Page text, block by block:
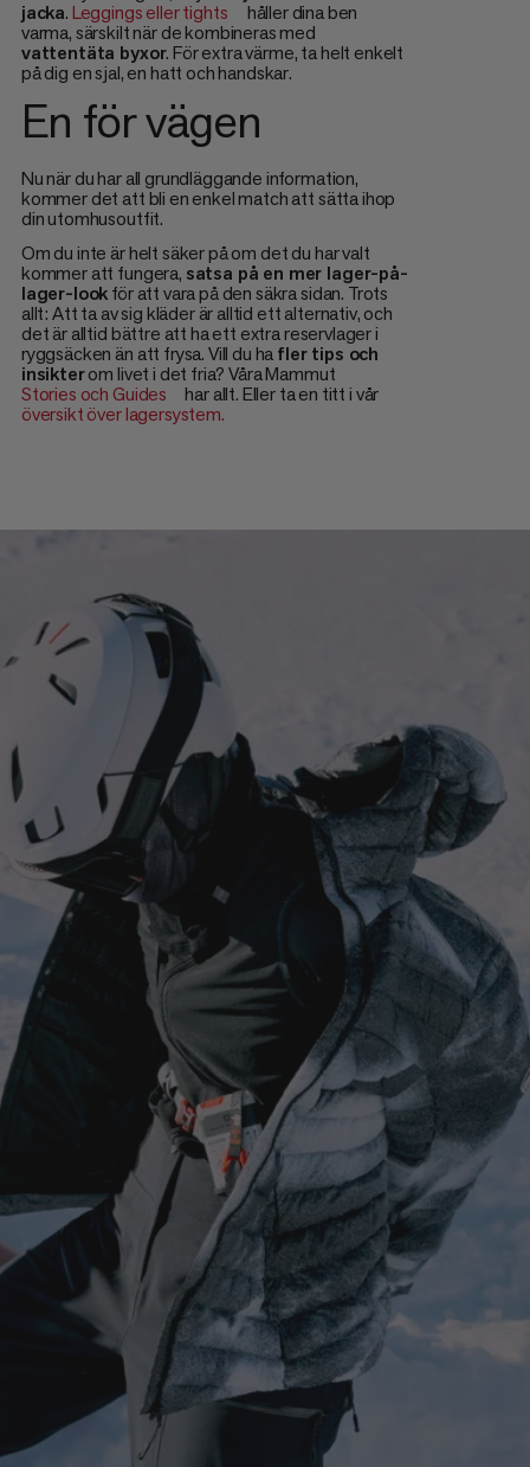
jacka.Leggings eller tights
håller dina ben
varma, särskilt när de kombineras med
vattentäta byxor. För extra värme, ta helt enkelt
på dig en sjal, en hatt och handskar.
En för vägen
Nu när du har all grundläggande information,
kommer det att bli en enkel match att sätta ihop
din utomhusoutfit.
Om du inte är helt säker på om det du har valt
kommer att fungera, satsa på en mer lager-på-
lager-lookför att vara på den säkra sidan. Trots
allt: Att ta av sig kläder är alltid ett alternativ, och
det är alltid bättre att ha ett extra reservlager i
ryggsäcken än att frysa. Vill du hafler tips och
insikterom livet i det fria? Våra Mammut
Stories och Guides
har allt. Eller ta en titt i vår
översikt över lagersystem.